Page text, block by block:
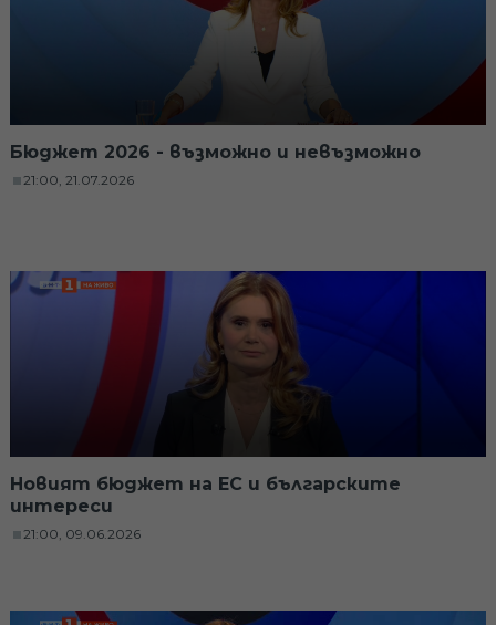
Бюджет 2026 - възможно и невъзможно
21:00, 21.07.2026
Новият бюджет на ЕС и българските
интереси
21:00, 09.06.2026